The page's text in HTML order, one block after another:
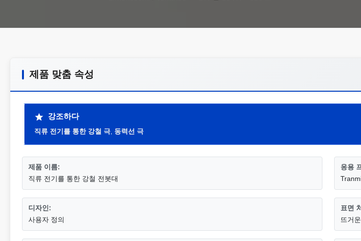
제품 맞춤 속성
강조하다
직류 전기를 통한 강철 극 동력선 극
제품 이름:
직류 전기를 통한 강철 전봇대
응용
디자인:
사용자 정의
표면
뜨거